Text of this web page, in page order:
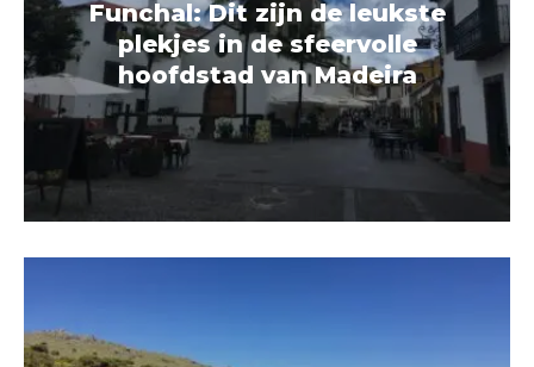
Funchal: Dit zijn de leukste
plekjes in de sfeervolle
hoofdstad van Madeira